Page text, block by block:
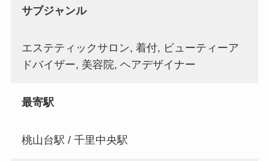
サブジャンル
エステティックサロン, 着付, ビューティーア
ドバイザー, 美容院, ヘアデザイナー
最寄駅
桃山台駅 / 千里中央駅